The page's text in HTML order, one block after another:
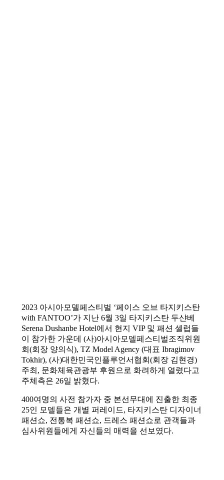
2023 아시아모델페스티벌 ‘페이스 오브 타지키스탄
with FANTOO’가 지난 6월 3일 타지키스탄 두샨베
Serena Dushanbe Hotel에서 현지 VIP 및 패션 셀럽들
이 참가한 가운데 (사)아시아모델페스티벌조직위원
회(회장 양의식), TZ Model Agency (대표 Ibragimov
Tokhir), (사)대한민국인플루언서협회(회장 김현경)
주최, 문화체육관광부 후원으로 화려하게 열렸다고
주체측은 26일 밝혔다.
400여명의 사전 참가자 중 본선무대에 진출한 최종
25인 모델들은 개별 퍼레이드, 타지키스탄 디자이너
패션쇼, 전통복 패션쇼, 드레스 패션쇼로 관객들과
심사위원들에게 자신들의 매력을 선보였다.